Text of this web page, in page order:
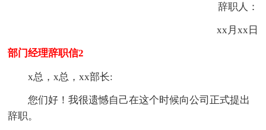
辞职人：
xx月xx日
部门经理辞职信2
x总，x总，xx部长:
您们好！我很遗憾自己在这个时候向公司正式提出
辞职。